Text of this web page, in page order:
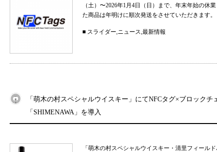
（土）〜2026年1月4日（日）まで、年末年始の
た商品は年明けに順次発送をさせていただきます
■ スライダー,ニュース,最新情報
「萌木の村スペシャルウイスキー」にてNFCタグ×ブロックチ
「SHIMENAWA」を導入
「萌木の村スペシャルウイスキー・清里フィール